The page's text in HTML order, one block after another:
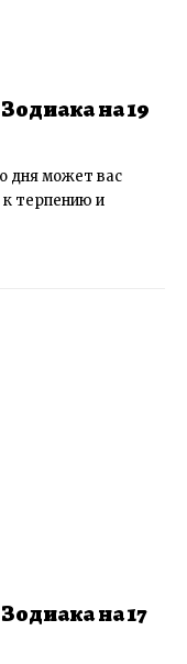
на 19
дня может вас
к терпению и
на 17